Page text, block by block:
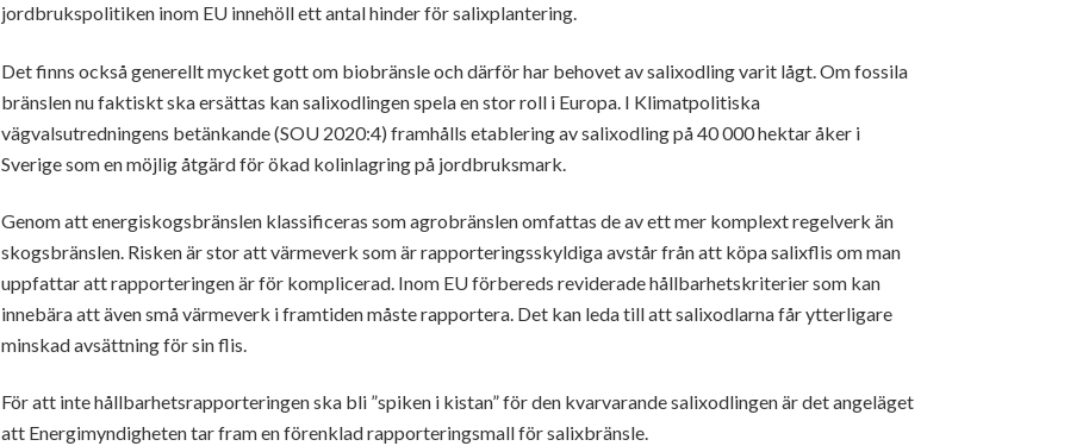
jordbrukspolitiken inom EU innehöll ett antal hinder för salixplantering.
Det finns också generellt mycket gott om biobränsle och därför har behovet av salixodling varit lågt. Om fossila
bränslen nu faktiskt ska ersättas kan salixodlingen spela en stor roll i Europa. I Klimatpolitiska
vägvalsutredningens betänkande (SOU 2020:4) framhålls etablering av salixodling på 40 000 hektar åker i
Sverige som en möjlig åtgärd för ökad kolinlagring på jordbruksmark.
Genom att energiskogsbränslen klassificeras som agrobränslen omfattas de av ett mer komplext regelverk än
skogsbränslen. Risken är stor att värmeverk som är rapporteringsskyldiga avstår från att köpa salixflis om man
uppfattar att rapporteringen är för komplicerad. Inom EU förbereds reviderade hållbarhetskriterier som kan
innebära att även små värmeverk i framtiden måste rapportera. Det kan leda till att salixodlarna får ytterligare
minskad avsättning för sin flis.
För att inte hållbarhetsrapporteringen ska bli ”spiken i kistan” för den kvarvarande salixodlingen är det angeläget
att Energimyndigheten tar fram en förenklad rapporteringsmall för salixbränsle.